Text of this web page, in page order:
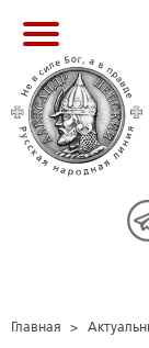
Главная >